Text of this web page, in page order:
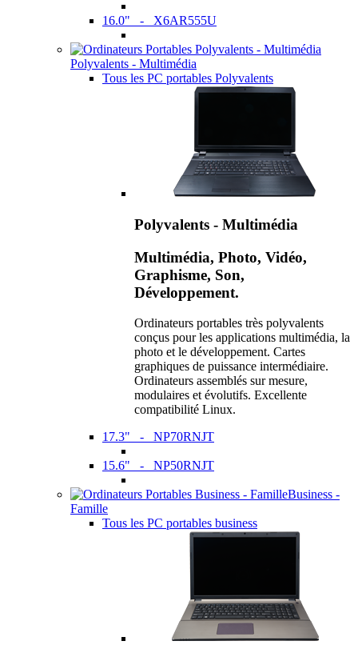
16.0" - X6AR555U
Polyvalents - Multimédia
Tous les PC portables Polyvalents
Polyvalents - Multimédia
Multimédia, Photo, Vidéo,
Graphisme, Son,
Développement.
Ordinateurs portables très polyvalents
conçus pour les applications multimédia, la
photo et le développement. Cartes
graphiques de puissance intermédiaire.
Ordinateurs assemblés sur mesure,
modulaires et évolutifs. Excellente
compatibilité Linux.
17.3" - NP70RNJT
15.6" - NP50RNJT
Business -
Famille
Tous les PC portables business